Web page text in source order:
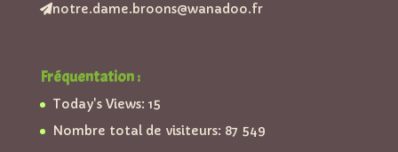
notre.dame.broons@wanadoo.fr
Fréquentation :
Today's Views: 15
Nombre total de visiteurs: 87 549